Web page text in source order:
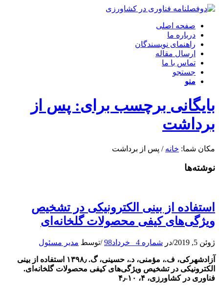
صفحه اصلی
درباره ما
راهنمای نویسندگان
ارسال مقاله
تماس با ما
جستجو
منو
بایگانی برچسب برای: پس از
برداشت
مکان شما: خانه / پس از برداشت
نوشته‌ها
استفاده از بینی الکترونیکی در تشخیص
ویژگی‌های کیفی محصولات گلخانه‌ای
ژوئن 5, 2019 /در شماره 4 _خرداد98 /توسط مدیر مسئول
آزادشهرکی، ف.، مؤمنی، د.، حسینی، گ. ۱۳۹۸٫ استفاده از بینی
الکترونیکی در تشخیص ویژگی‌های کیفی محصولات گلخانه‌ای.
فناوری در کشاورزی، ۴، ۱۰-۴٫